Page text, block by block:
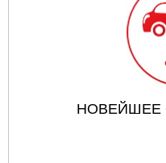
НОВЕЙШЕЕ